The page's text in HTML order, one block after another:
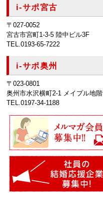
i-サポ宮古
〒027-0052
宮古市宮町1-3-5 陸中ビル3F
TEL.0193-65-7222
i-サポ奥州
〒023-0801
奥州市水沢横町2-1 メイプル地階
TEL.0197-34-1188